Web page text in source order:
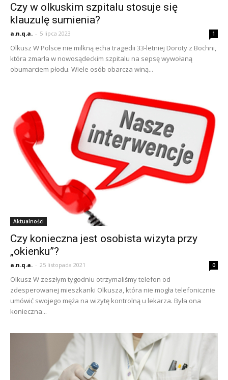
Czy w olkuskim szpitalu stosuje się
klauzulę sumienia?
a.n.q.a. - 5 lipca 2023 1
Olkusz W Polsce nie milkną echa tragedii 33-letniej Doroty z Bochni,
która zmarła w nowosądeckim szpitalu na sepsę wywołaną
obumarciem płodu. Wiele osób obarcza winą...
Aktualności
Czy konieczna jest osobista wizyta przy
„okienku”?
a.n.q.a. - 25 listopada 2021 0
Olkusz W zeszłym tygodniu otrzymaliśmy telefon od
zdesperowanej mieszkanki Olkusza, która nie mogła telefonicznie
umówić swojego męża na wizytę kontrolną u lekarza. Była ona
konieczna...